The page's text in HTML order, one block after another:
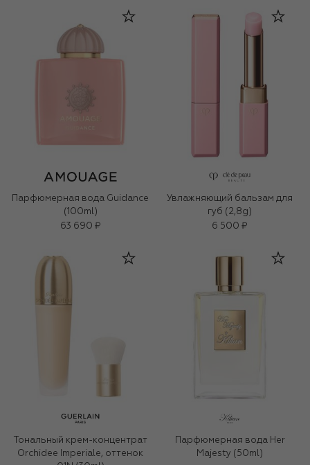
Парфюмерная вода Guidance
(100ml)
63 690 ₽
Увлажняющий бальзам для
губ (2,8g)
6 500 ₽
Тональный крем-концентрат
Orchidee Imperiale, оттенок
Парфюмерная вода Her
Majesty (50ml)